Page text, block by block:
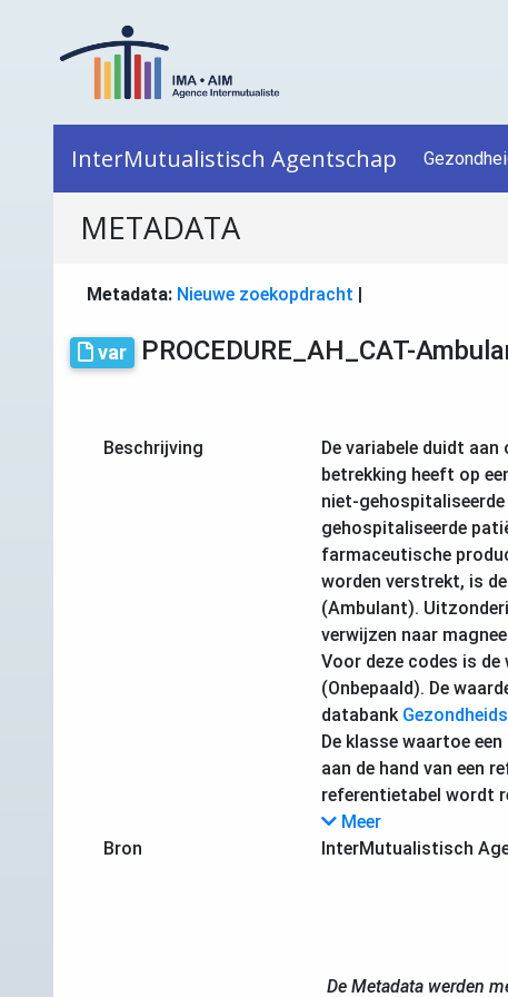
InterMutualistisch Agentschap
METADATA
Metadata: Nieuwe zoekopdracht |
var PROCEDURE_AH_CAT-
Beschrijving De variabele duidt
betrekking heeft op
niet-
gehospitaliseerde
farmaceutische
worden verstrekt, is
(Ambulant).
verwijzen naar
Voor deze codes is de
(Onbepaald). De
databank
De klasse waartoe
aan de hand van een
referentietabel wordt
Meer
Bron
InterMutualistisch
De Metadata werden